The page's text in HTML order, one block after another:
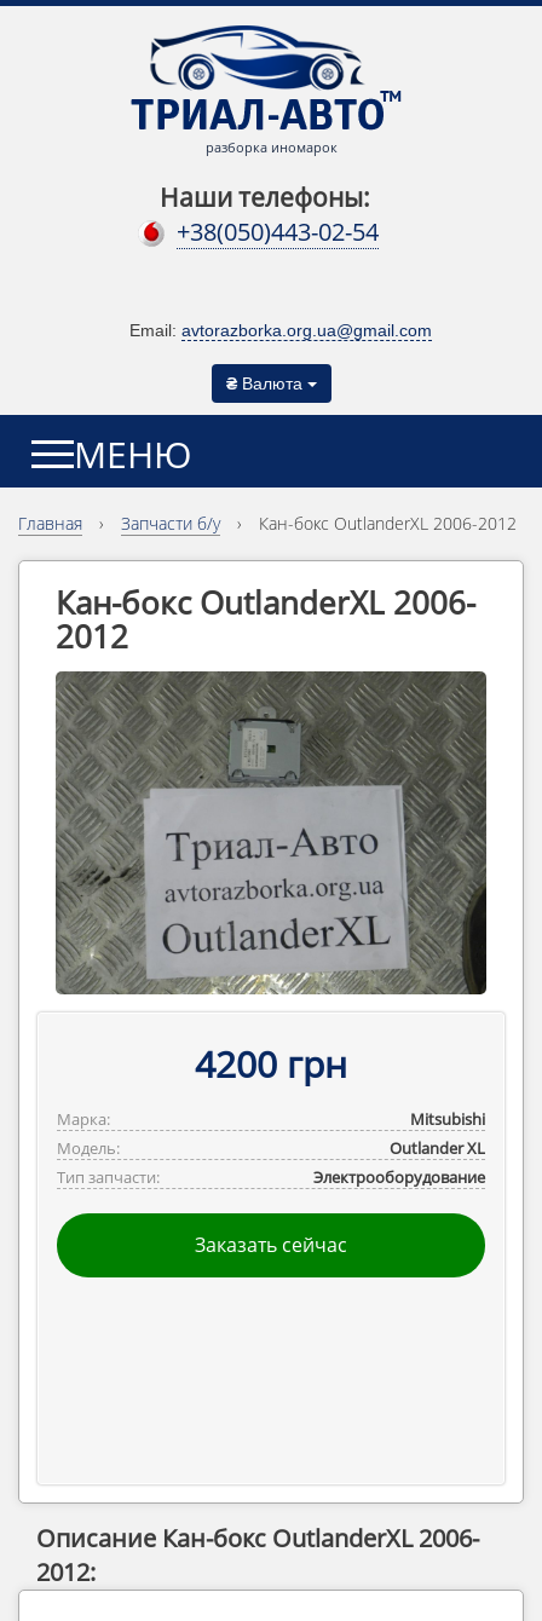
разборка иномарок
Наши телефоны:
+38(050)443-02-54
Email: avtorazborka.org.ua@gmail.com
₴ Валюта
МЕНЮ
Главная › Запчасти б/у › Кан-бокс OutlanderXL 2006-2012
Кан-бокс OutlanderXL 2006-
2012
4200 грн
Марка:
Mitsubishi
Модель:
Outlander ‎XL
Тип запчасти:
Электрооборудование
Заказать сейчас
Описание Кан-бокс OutlanderXL 2006-
2012: